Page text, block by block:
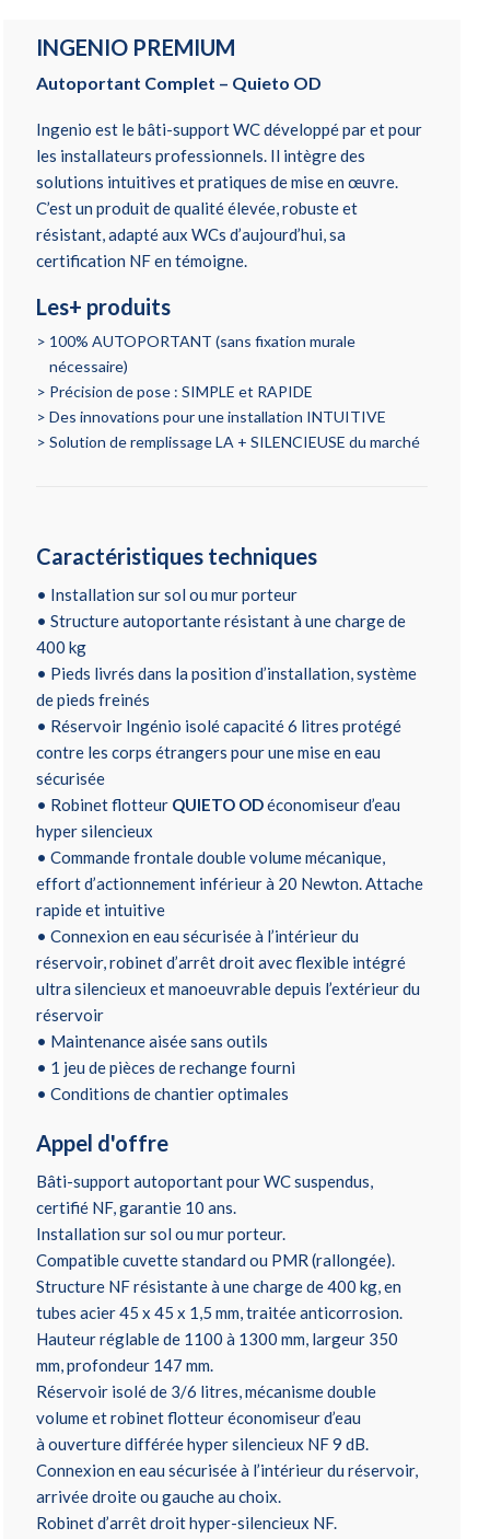
INGENIO PREMIUM
Autoportant Complet – Quieto OD
Ingenio est le bâti-support WC développé par et pour
les installateurs professionnels. Il intègre des
solutions intuitives et pratiques de mise en œuvre.
C’est un produit de qualité élevée, robuste et
résistant, adapté aux WCs d’aujourd’hui, sa
certification NF en témoigne.
Les+ produits
100% AUTOPORTANT (sans fixation murale
nécessaire)
Précision de pose : SIMPLE et RAPIDE
Des innovations pour une installation INTUITIVE
Solution de remplissage LA + SILENCIEUSE du marché
Caractéristiques techniques
• Installation sur sol ou mur porteur
• Structure autoportante résistant à une charge de
400 kg
• Pieds livrés dans la position d’installation, système
de pieds freinés
• Réservoir Ingénio isolé capacité 6 litres protégé
contre les corps étrangers pour une mise en eau
sécurisée
• Robinet flotteur QUIETO ODéconomiseur d’eau
hyper silencieux
• Commande frontale double volume mécanique,
effort d’actionnement inférieur à 20 Newton. Attache
rapide et intuitive
• Connexion en eau sécurisée à l’intérieur du
réservoir, robinet d’arrêt droit avec flexible intégré
ultra silencieux et manoeuvrable depuis l’extérieur du
réservoir
• Maintenance aisée sans outils
• 1 jeu de pièces de rechange fourni
• Conditions de chantier optimales
Appel d'offre
Bâti-support autoportant pour WC suspendus,
certifié NF, garantie 10 ans.
Installation sur sol ou mur porteur.
Compatible cuvette standard ou PMR (rallongée).
Structure NF résistante à une charge de 400 kg, en
tubes acier 45 x 45 x 1,5 mm, traitée anticorrosion.
Hauteur réglable de 1100 à 1300 mm, largeur 350
mm, profondeur 147 mm.
Réservoir isolé de 3/6 litres, mécanisme double
volume et robinet flotteur économiseur d’eau
à ouverture différée hyper silencieux NF 9 dB.
Connexion en eau sécurisée à l’intérieur du réservoir,
arrivée droite ou gauche au choix.
Robinet d’arrêt droit hyper-silencieux NF.